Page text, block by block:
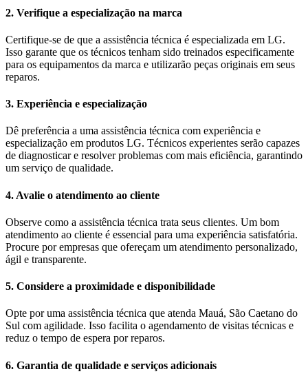
2. Verifique a especialização na marca
Certifique-se de que a assistência técnica é especializada em LG.
Isso garante que os técnicos tenham sido treinados especificamente
para os equipamentos da marca e utilizarão peças originais em seus
reparos.
3. Experiência e especialização
Dê preferência a uma assistência técnica com experiência e
especialização em produtos LG. Técnicos experientes serão capazes
de diagnosticar e resolver problemas com mais eficiência, garantindo
um serviço de qualidade.
4. Avalie o atendimento ao cliente
Observe como a assistência técnica trata seus clientes. Um bom
atendimento ao cliente é essencial para uma experiência satisfatória.
Procure por empresas que ofereçam um atendimento personalizado,
ágil e transparente.
5. Considere a proximidade e disponibilidade
Opte por uma assistência técnica que atenda Mauá, São Caetano do
Sul com agilidade. Isso facilita o agendamento de visitas técnicas e
reduz o tempo de espera por reparos.
6. Garantia de qualidade e serviços adicionais